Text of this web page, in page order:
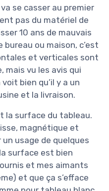
va se casser au premier
pas du matériel de
10 ans de mauvais
ou maison, c’est
et verticales sont
mais vu les avis qui
bien qu’il y a un
et la livraison.
la surface du tableau.
magnétique et
usage de quelques
surface est bien
et mes aimants
et que ça s’efface